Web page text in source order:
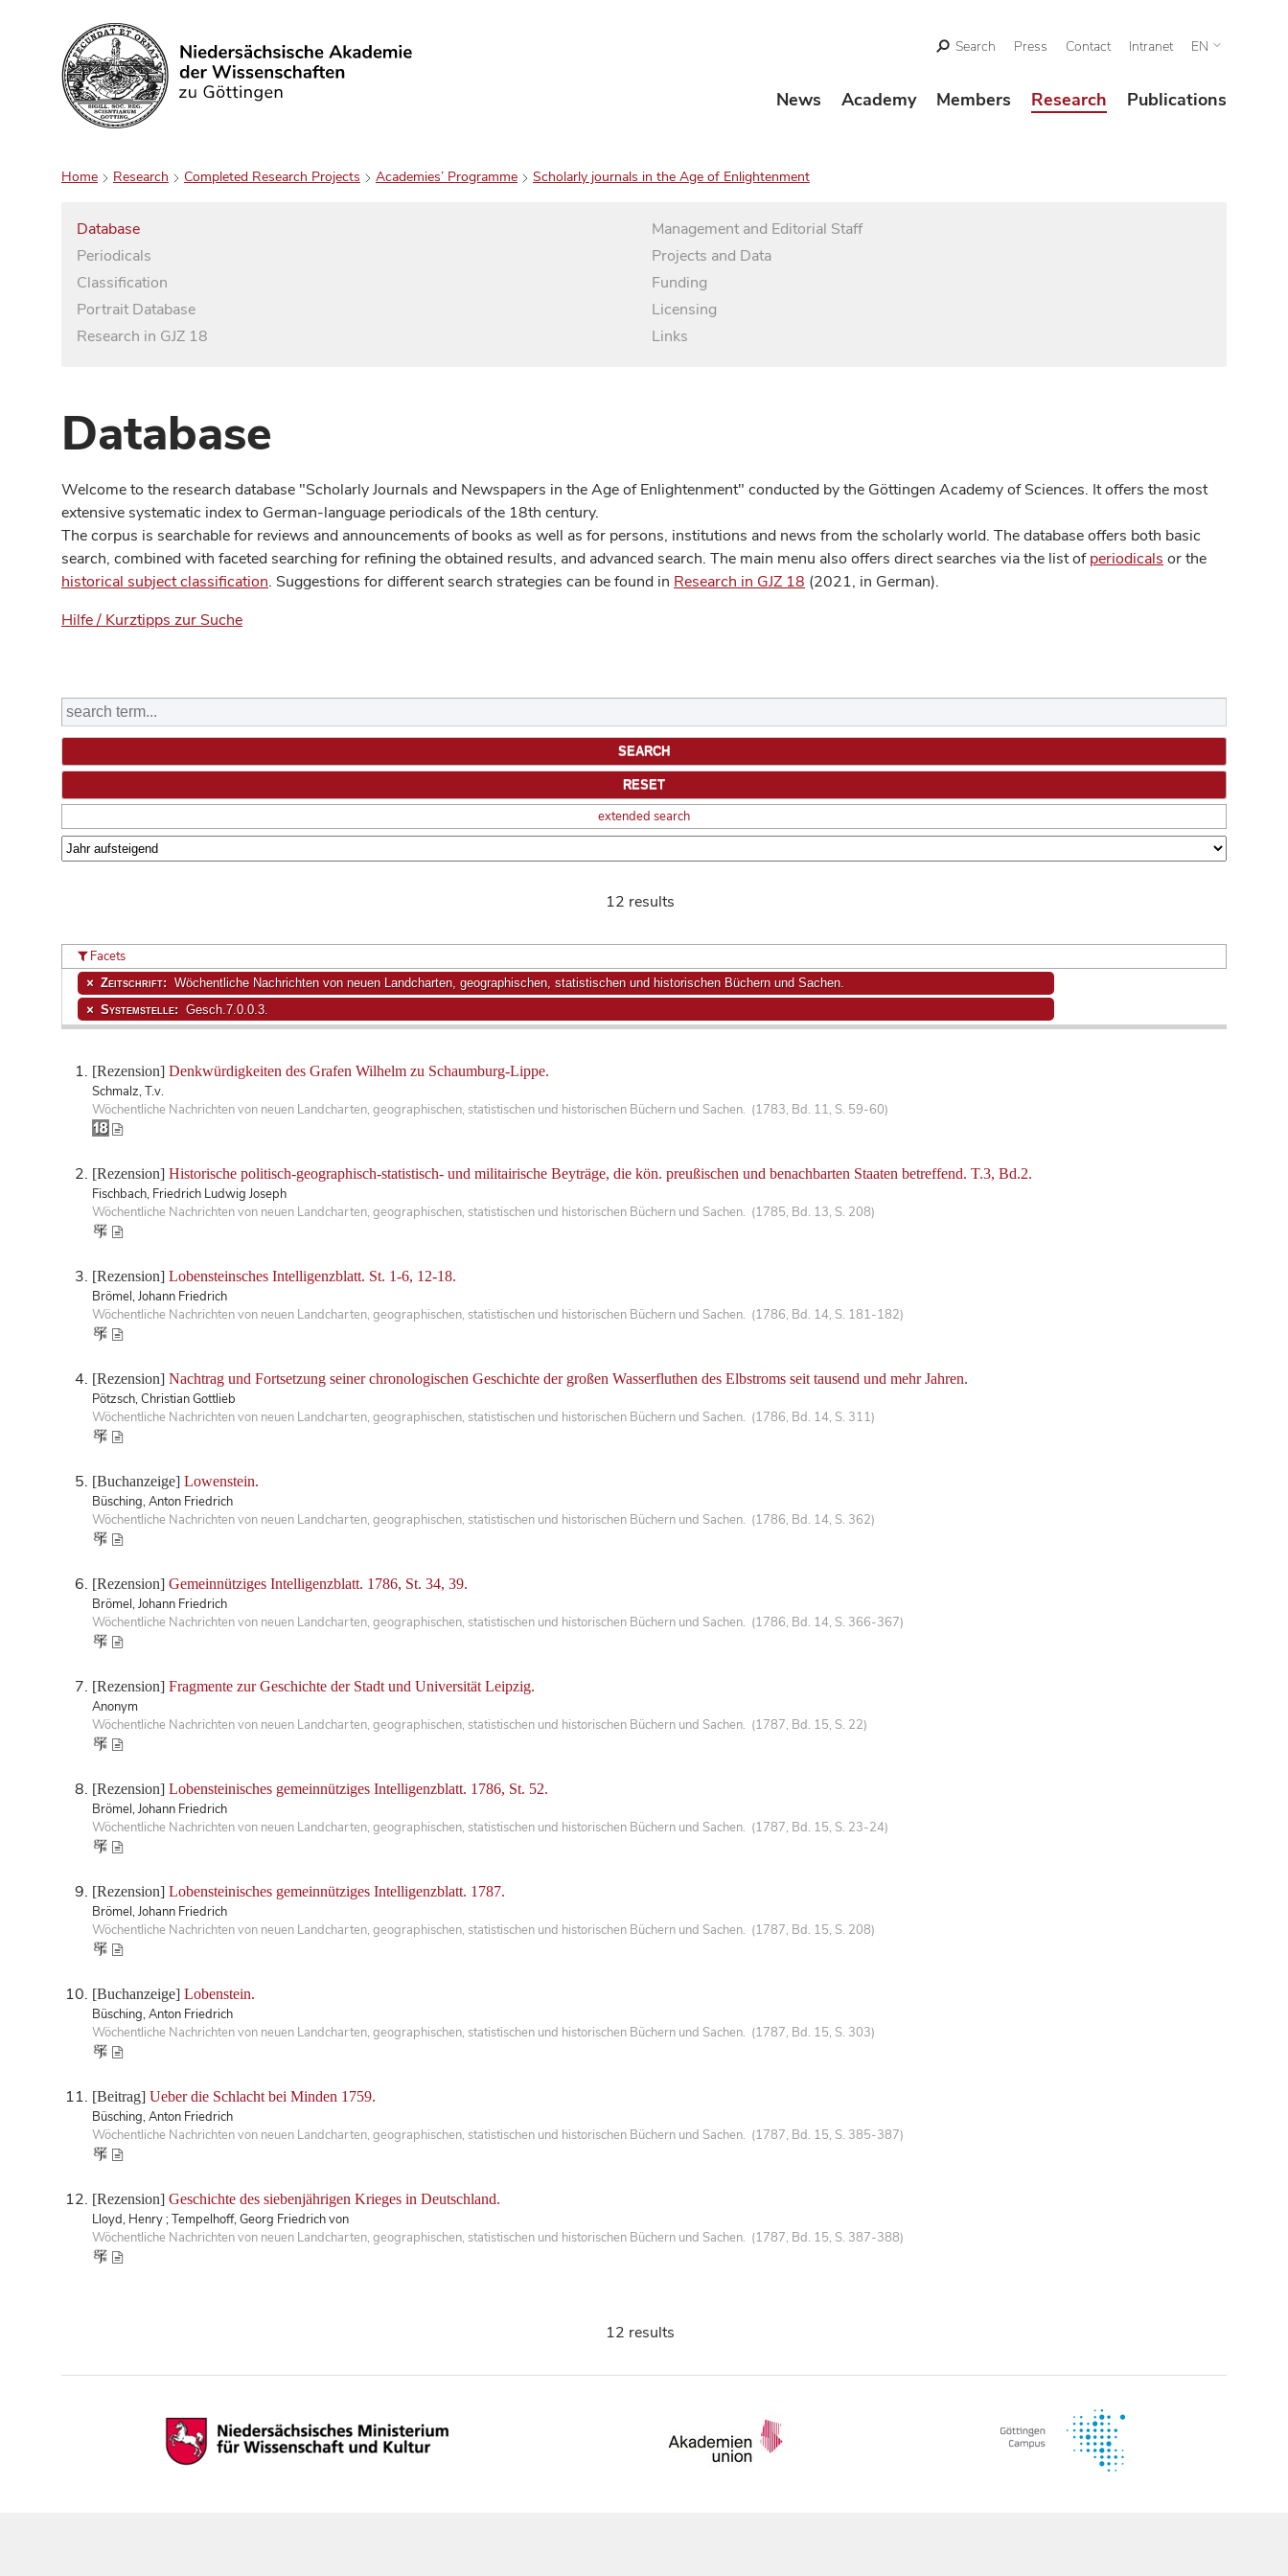
Search
Search Press Contact Intranet EN
News Academy Members Research Publications
Home Research Completed Research Projects Academies’ Programme Scholarly journals in the Age of Enlightenment
Database
Periodicals
Classification
Portrait Database
Research in GJZ 18
Management and Editorial Staff
Projects and Data
Funding
Licensing
Links
Database
Welcome to the research database "Scholarly Journals and Newspapers in the Age of Enlightenment" conducted by the Göttingen Academy of Sciences. It offers the most
extensive systematic index to German-language periodicals of the 18th century.
The corpus is searchable for reviews and announcements of books as well as for persons, institutions and news from the scholarly world. The database offers both basic
search, combined with faceted searching for refining the obtained results, and advanced search. The main menu also offers direct searches via the list ofperiodicals or the
historical subject classification. Suggestions for different search strategies can be found in Research in GJZ 18 (2021, in German).
Hilfe / Kurztipps zur Suche
extended search
12 results
[Rezension] Denkwürdigkeiten des Grafen Wilhelm zu Schaumburg-Lippe.
Schmalz, T.v.
Wöchentliche Nachrichten von neuen Landcharten, geographischen, statistischen und historischen Büchern und Sachen. (1783, Bd. 11, S. 59-60)
[Rezension] Historische politisch-geographisch-statistisch- und militairische Beyträge, die kön. preußischen und benachbarten Staaten betreffend. T.3, Bd.2.
Fischbach, Friedrich Ludwig Joseph
Wöchentliche Nachrichten von neuen Landcharten, geographischen, statistischen und historischen Büchern und Sachen. (1785, Bd. 13, S. 208)
[Rezension] Lobensteinsches Intelligenzblatt. St. 1-6, 12-18.
Brömel, Johann Friedrich
Wöchentliche Nachrichten von neuen Landcharten, geographischen, statistischen und historischen Büchern und Sachen. (1786, Bd. 14, S. 181-182)
[Rezension] Nachtrag und Fortsetzung seiner chronologischen Geschichte der großen Wasserfluthen des Elbstroms seit tausend und mehr Jahren.
Pötzsch, Christian Gottlieb
Wöchentliche Nachrichten von neuen Landcharten, geographischen, statistischen und historischen Büchern und Sachen. (1786, Bd. 14, S. 311)
[Buchanzeige] Lowenstein.
Büsching, Anton Friedrich
Wöchentliche Nachrichten von neuen Landcharten, geographischen, statistischen und historischen Büchern und Sachen. (1786, Bd. 14, S. 362)
[Rezension] Gemeinnütziges Intelligenzblatt. 1786, St. 34, 39.
Brömel, Johann Friedrich
Wöchentliche Nachrichten von neuen Landcharten, geographischen, statistischen und historischen Büchern und Sachen. (1786, Bd. 14, S. 366-367)
[Rezension] Fragmente zur Geschichte der Stadt und Universität Leipzig.
Anonym
Wöchentliche Nachrichten von neuen Landcharten, geographischen, statistischen und historischen Büchern und Sachen. (1787, Bd. 15, S. 22)
[Rezension] Lobensteinisches gemeinnütziges Intelligenzblatt. 1786, St. 52.
Brömel, Johann Friedrich
Wöchentliche Nachrichten von neuen Landcharten, geographischen, statistischen und historischen Büchern und Sachen. (1787, Bd. 15, S. 23-24)
[Rezension] Lobensteinisches gemeinnütziges Intelligenzblatt. 1787.
Brömel, Johann Friedrich
Wöchentliche Nachrichten von neuen Landcharten, geographischen, statistischen und historischen Büchern und Sachen. (1787, Bd. 15, S. 208)
[Buchanzeige] Lobenstein.
Büsching, Anton Friedrich
Wöchentliche Nachrichten von neuen Landcharten, geographischen, statistischen und historischen Büchern und Sachen. (1787, Bd. 15, S. 303)
[Beitrag] Ueber die Schlacht bei Minden 1759.
Büsching, Anton Friedrich
Wöchentliche Nachrichten von neuen Landcharten, geographischen, statistischen und historischen Büchern und Sachen. (1787, Bd. 15, S. 385-387)
[Rezension] Geschichte des siebenjährigen Krieges in Deutschland.
Lloyd, Henry ; Tempelhoff, Georg Friedrich von
Wöchentliche Nachrichten von neuen Landcharten, geographischen, statistischen und historischen Büchern und Sachen. (1787, Bd. 15, S. 387-388)
Facets
Zeitschrift: Wöchentliche Nachrichten von neuen Landcharten, geographischen, statistischen und historischen Büchern und Sachen.
Systemstelle: Gesch.7.0.0.3.
12 results